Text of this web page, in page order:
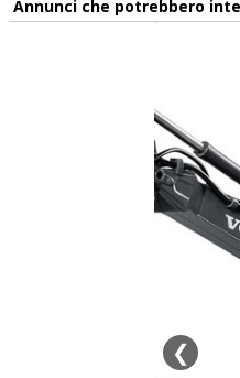
Annunci che potrebbero